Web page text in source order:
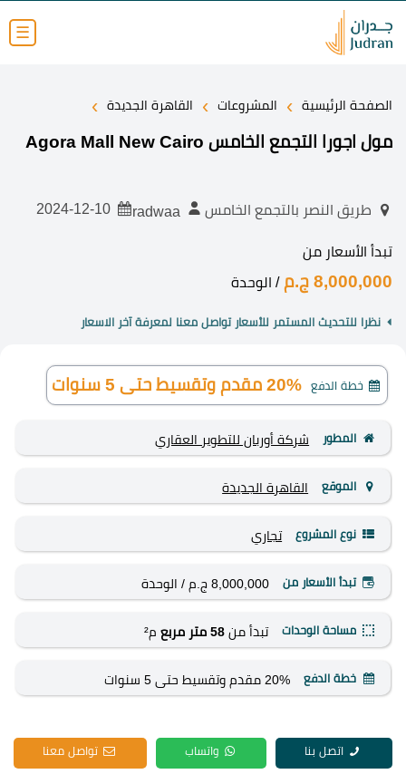
☰
الصفحة الرئيسية › المشروعات › القاهرة الجديدة ›
مول اجورا التجمع الخامس Agora Mall New Cairo
طريق النصر بالتجمع الخامس
تبدأ الأسعار من
8,000,000 ج.م / الوحدة
نظرا للتحديث المستمر للأسعار تواصل معنا لمعرفة آخر الاسعار
خطة الدفع 20% مقدم وتقسيط حتى 5 سنوات
المطور شركة أوربان للتطوير العقاري
الموقع القاهرة الجديدة
نوع المشروع تجاري
تبدأ الأسعار من 8,000,000 ج.م / الوحدة
مساحة الوحدات تبدأ من 58 متر مربع م²
خطة الدفع 20% مقدم وتقسيط حتى 5 سنوات
اتصل بنا واتساب تواصل معنا